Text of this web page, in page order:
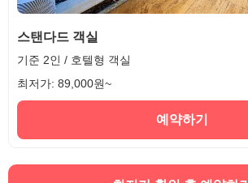
스탠다드 객실
기준 2인 / 호텔형 객실
최저가: 89,000원~
예약하기